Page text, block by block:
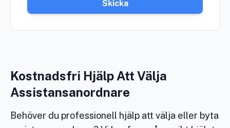
Skicka
Kostnadsfri Hjälp Att Välja
Assistansanordnare
Behöver du professionell hjälp att välja eller byta